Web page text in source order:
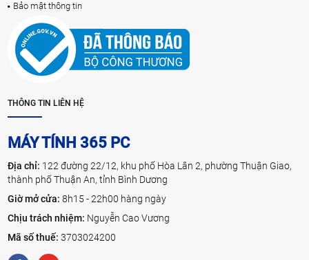
Bảo mật thông tin
THÔNG TIN LIÊN HỆ
MÁY TÍNH 365 PC
Địa chỉ: 122 đường 22/12, khu phố Hòa Lân 2, phường Thuận Giao,
thành phố Thuận An, tỉnh Bình Dương
Giờ mở cửa:8h15 - 22h00 hàng ngày
Chịu trách nhiệm: Nguyễn Cao Vương
Mã số thuế:3703024200